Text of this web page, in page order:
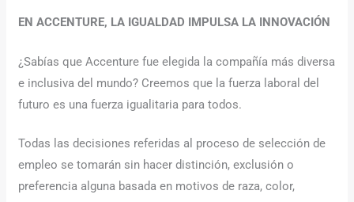
EN ACCENTURE, LA IGUALDAD IMPULSA LA INNOVACIÓN
¿Sabías que Accenture fue elegida la compañía más diversa
e inclusiva del mundo? Creemos que la fuerza laboral del
futuro es una fuerza igualitaria para todos.
Todas las decisiones referidas al proceso de selección de
empleo se tomarán sin hacer distinción, exclusión o
preferencia alguna basada en motivos de raza, color,